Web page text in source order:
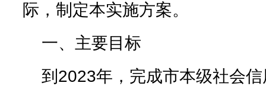
际，制定本实施方案。
一、主要目标
到2023年，完成市本级社会